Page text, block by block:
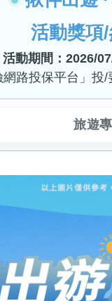
活動獎項
活動期間：2026/
路投保平台」投
旅遊